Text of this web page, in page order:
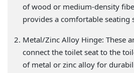
of wood or medium-density
provides a comfortable seating
Metal/Zinc Alloy Hinge: These
connect the toilet seat to the
of metal or zinc alloy for